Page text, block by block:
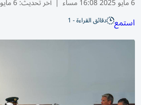
استمع دقائق القراءة - 1